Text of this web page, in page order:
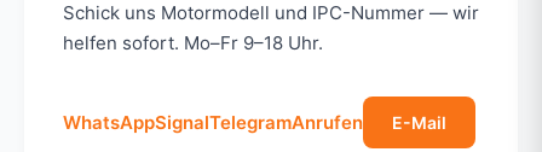
Schick uns Motormodell und IPC-Nummer — wir
helfen sofort. Mo–Fr 9–18 Uhr.
WhatsAppSignalTelegramAnrufen E-Mail